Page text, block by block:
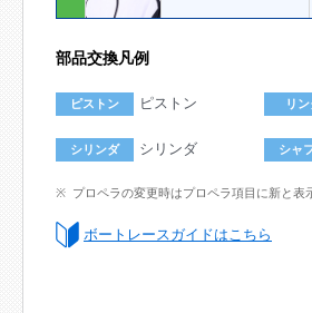
部品交換凡例
ピストン ピストン リン
シリンダ シリンダ シャ
プロペラの変更時はプロペラ項目に新と表
ボートレースガイドはこちら